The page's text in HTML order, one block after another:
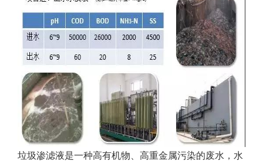
垃圾渗滤液是一种高有机物、高重金属污染的废水，水